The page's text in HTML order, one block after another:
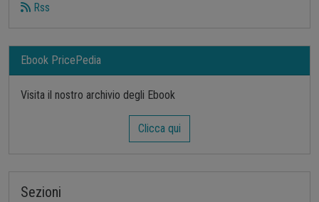
Rss
Ebook PricePedia
Visita il nostro archivio degli Ebook
Clicca qui
Sezioni